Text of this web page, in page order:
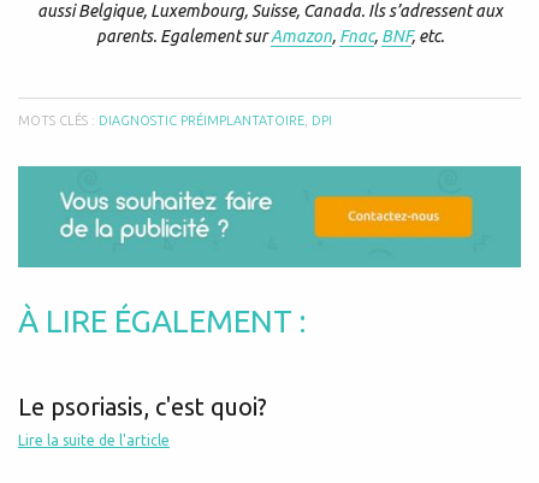
aussi Belgique, Luxembourg, Suisse, Canada. Ils s’adressent aux
parents. Egalement surAmazon, Fnac, BNF, etc.
MOTS CLÉS : DIAGNOSTIC PRÉIMPLANTATOIRE DPI
À LIRE ÉGALEMENT :
Le psoriasis, c'est quoi?
Lire la suite de l'article